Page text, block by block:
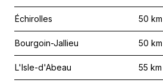
Échirolles 50 km
Bourgoin-Jallieu 50 km
L'Isle-d'Abeau 55 km